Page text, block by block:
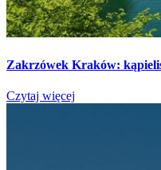
Zakrzówek Kraków:
Czytaj więcej